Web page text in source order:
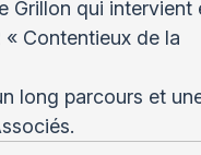
Grillon qui intervient
Contentieux de la
long parcours et